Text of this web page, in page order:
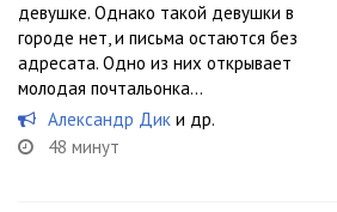
девушке. Однако такой девушки в
городе нет, и письма остаются без
адресата. Одно из них открывает
молодая почтальонка...
Александр Дик и др.
48 минут